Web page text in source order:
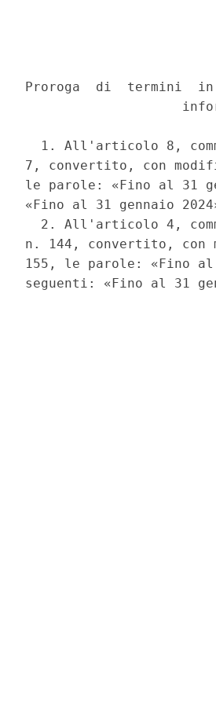
Proroga  di  termini
1. All'articolo 8,
7, convertito, con
le parole: «Fino al 31
«Fino al 31 gennaio
2. All'articolo 4,
n. 144, convertito, con
155, le parole: «Fino